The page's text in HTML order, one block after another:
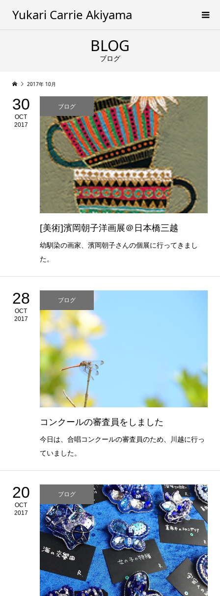
Yukari Carrie Akiyama
BLOG
ブログ
2017年 10月
30
OCT
2017
ブログ
[美術]濱岡朝子洋画展＠日本橋三越
幼馴染の画家、濱岡朝子さんの個展に行ってきまし
た。
28
OCT
2017
ブログ
コンクールの審査員をしました
今日は、合唱コンクールの審査員のため、川越に行っ
ていました。
20
OCT
2017
ブログ